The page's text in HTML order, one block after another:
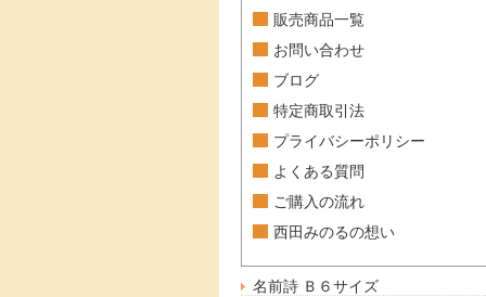
販売商品一覧
お問い合わせ
ブログ
特定商取引法
プライバシーポリシー
よくある質問
ご購入の流れ
西田みのるの想い
名前詩 Ｂ６サイズ